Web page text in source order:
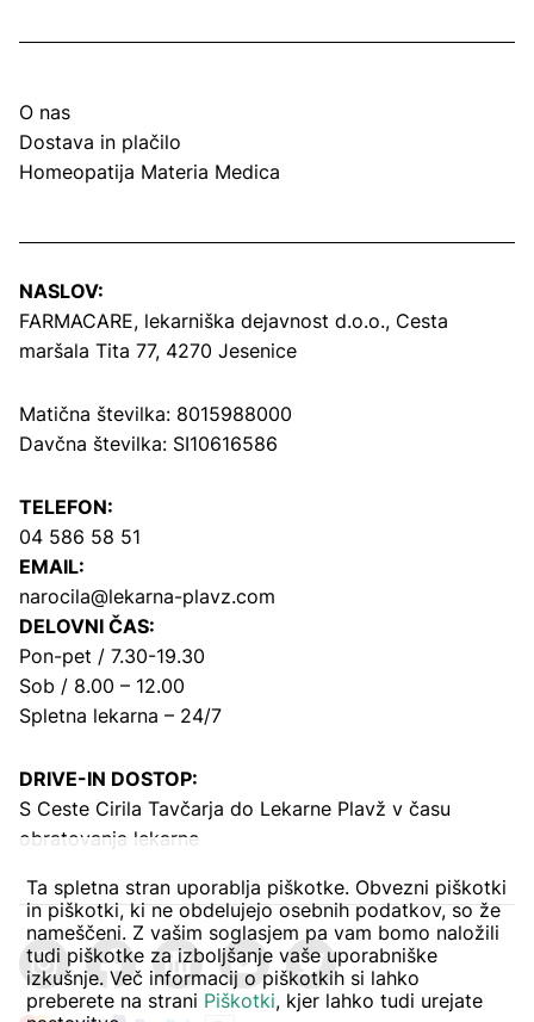
O nas
Dostava in plačilo
Homeopatija Materia Medica
NASLOV:
FARMACARE, lekarniška dejavnost d.o.o., Cesta
maršala Tita 77, 4270 Jesenice
Matična številka: 8015988000
Davčna številka: SI10616586
TELEFON:
04 586 58 51
EMAIL:
narocila@lekarna-plavz.com
DELOVNI ČAS:
Pon-pet / 7.30-19.30
Sob / 8.00 – 12.00
Spletna lekarna – 24/7
DRIVE-IN DOSTOP:
S Ceste Cirila Tavčarja do Lekarne Plavž v času
obratovanja lekarne
Ta spletna stran uporablja piškotke. Obvezni piškotki
in piškotki, ki ne obdelujejo osebnih podatkov, so že
nameščeni. Z vašim soglasjem pa vam bomo naložili
tudi piškotke za izboljšanje vaše uporabniške
izkušnje. Več informacij o piškotkih si lahko
preberete na strani Piškotki, kjer lahko tudi urejate